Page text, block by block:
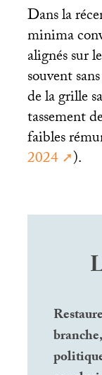
Dans la
minima
alignés sur
souvent
de la grille
tassement
faibles
2024 ).